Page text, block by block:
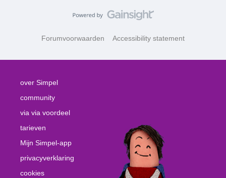
Forumvoorwaarden Accessibility statement
over Simpel
community
via via voordeel
tarieven
Mijn Simpel-app
privacyverklaring
cookies